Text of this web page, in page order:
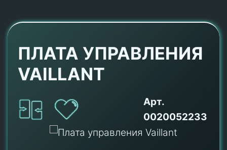
ПЛАТА УПРАВЛЕНИЯ
VAILLANT
Арт.
0020052233